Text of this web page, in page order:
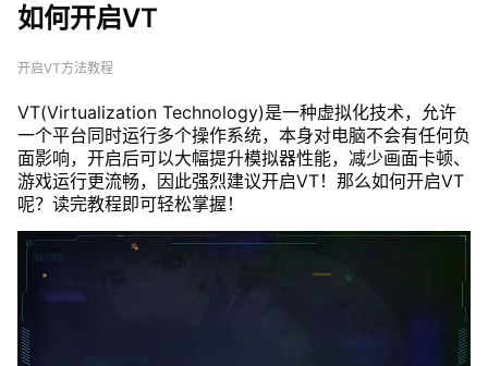
如何开启VT
开启VT方法教程
VT(Virtualization Technology)是一种虚拟化技术，允许
一个平台同时运行多个操作系统，本身对电脑不会有任何负
面影响，开启后可以大幅提升模拟器性能，减少画面卡顿、
游戏运行更流畅，因此强烈建议开启VT！那么如何开启VT
呢？读完教程即可轻松掌握！